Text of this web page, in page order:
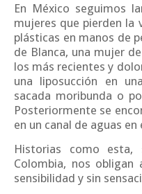
En México seguimos
mujeres que pierden la
plásticas en manos de
de Blanca, una mujer
los más recientes y
una liposucción en
sacada moribunda o
Posteriormente se
en un canal de aguas
Historias como
Colombia, nos obligan
sensibilidad y sin